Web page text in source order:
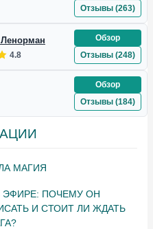
Отзывы (263)
4.8
Обзор
Отзывы (248)
Обзор
Отзывы (184)
МАГИЯ
ЭФИРЕ: ПОЧЕМУ ОН
И СТОИТ ЛИ ЖДАТЬ